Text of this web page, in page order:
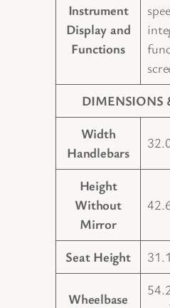
Instrument
Display and
Functions
DIMENSIONS
Width
Handlebars
Height
Without
Mirror
Seat Height
Wheelbase